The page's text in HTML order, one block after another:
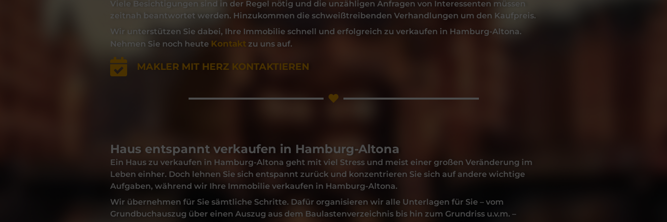
Viele Besichtigungen sind in der Regel nötig und die unzähligen Anfragen von Interessenten müssen
zeitnah beantwortet werden. Hinzukommen die schweißtreibenden Verhandlungen um den Kaufpreis.
Wir unterstützen Sie dabei, Ihre Immobilie schnell und erfolgreich zu verkaufen in Hamburg-Altona.
Nehmen Sie noch heute Kontakt zu uns auf.
MAKLER MIT HERZ KONTAKTIEREN
Haus entspannt verkaufen in Hamburg-Altona
Ein Haus zu verkaufen in Hamburg-Altona geht mit viel Stress und meist einer großen Veränderung im
Leben einher. Doch lehnen Sie sich entspannt zurück und konzentrieren Sie sich auf andere wichtige
Aufgaben, während wir Ihre Immobilie verkaufen in Hamburg-Altona.
Wir übernehmen für Sie sämtliche Schritte. Dafür organisieren wir alle Unterlagen für Sie – vom
Grundbuchauszug über einen Auszug aus dem Baulastenverzeichnis bis hin zum Grundriss u.v.m. –